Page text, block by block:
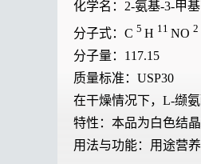
化学名：2-氨基-3-甲
分子式：C 5 H 11 NO 2
分子量：117.15
质量标准：USP30
在干燥情况下，L-缬氨
特性：本品为白色结
用法与功能：用途营